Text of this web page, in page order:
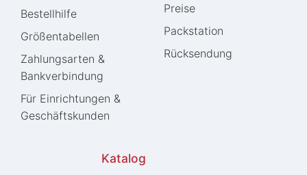
Bestellhilfe
Größentabellen
Zahlungsarten &
Bankverbindung
Für Einrichtungen &
Geschäftskunden
Preise
Packstation
Rücksendung
Katalog